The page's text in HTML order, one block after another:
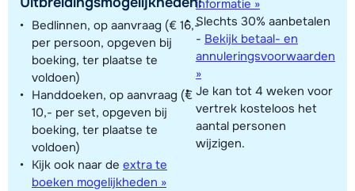
Bedlinnen, op aanvraag (€ 16,-
per persoon, opgeven bij
boeking, ter plaatse te
voldoen)
Handdoeken, op aanvraag (€
10,- per set, opgeven bij
boeking, ter plaatse te
voldoen)
Kijk ook naar de extra te
boeken mogelijkheden »
informatie »
Slechts 30% aanbetalen
- Bekijk betaal- en
annuleringsvoorwaarden
»
Je kan tot 4 weken voor
vertrek kosteloos het
aantal personen
wijzigen.